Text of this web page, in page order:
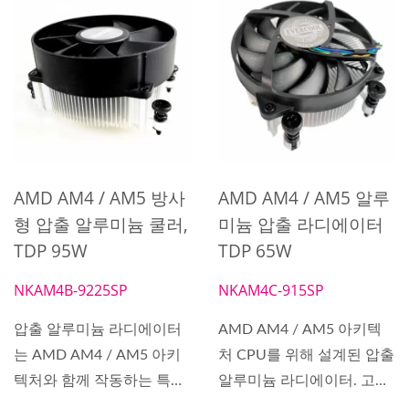
AMD AM4 / AM5 방사
형 압출 알루미늄 쿨러,
TDP 95W
NKAM4B-9225SP
압출 알루미늄 라디에이터
는 AMD AM4 / AM5 아키
텍처와 함께 작동하는 특별
AMD AM4 / AM5 알루
미늄 압출 라디에이터
TDP 65W
NKAM4C-915SP
AMD AM4 / AM5 아키텍
처 CPU를 위해 설계된 압출
알루미늄 라디에이터. 고밀